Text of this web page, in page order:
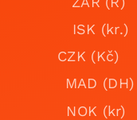
ISK (kr.)
CZK (Kč)
MAD (DH)
NOK (kr)